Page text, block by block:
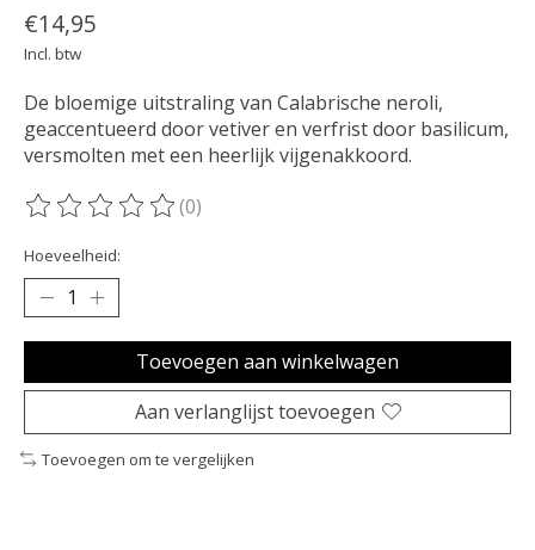
€14,95
Incl. btw
De bloemige uitstraling van Calabrische neroli,
geaccentueerd door vetiver en verfrist door basilicum,
versmolten met een heerlijk vijgenakkoord.
De beoordeling van dit product is
(0)
Hoeveelheid:
Toevoegen aan winkelwagen
Aan verlanglijst toevoegen
Toevoegen om te vergelijken